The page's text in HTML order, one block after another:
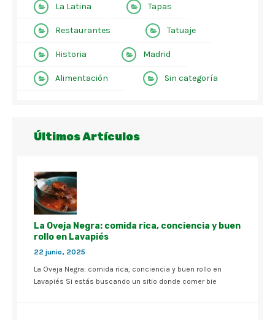
La Latina Tapas
Restaurantes Tatuaje
Historia Madrid
Alimentación Sin categoría
Últimos Artículos
La Oveja Negra: comida rica, conciencia y buen
rollo en Lavapiés
22 junio, 2025
La Oveja Negra: comida rica, conciencia y buen rollo en
Lavapiés Si estás buscando un sitio donde comer bie